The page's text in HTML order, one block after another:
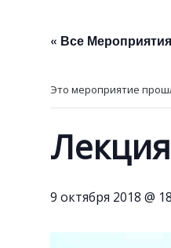
« Все Мероприятия
Это мероприятие
9 октября 2018 @